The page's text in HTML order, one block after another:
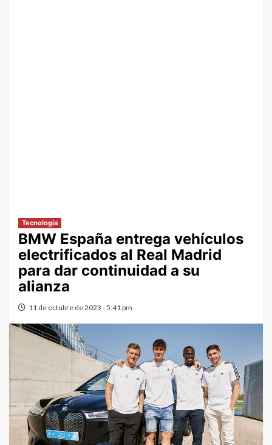
Tecnologia
BMW España entrega vehículos
electrificados al Real Madrid
para dar continuidad a su
alianza
11 de octubre de 2023 - 5:41 pm